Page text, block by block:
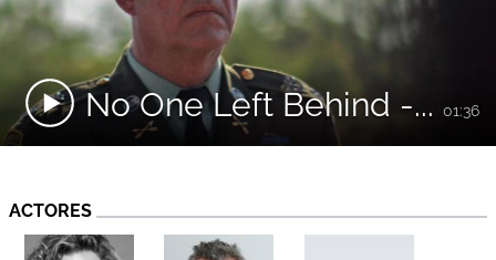
No One Left Behind -... 01:36
ACTORES